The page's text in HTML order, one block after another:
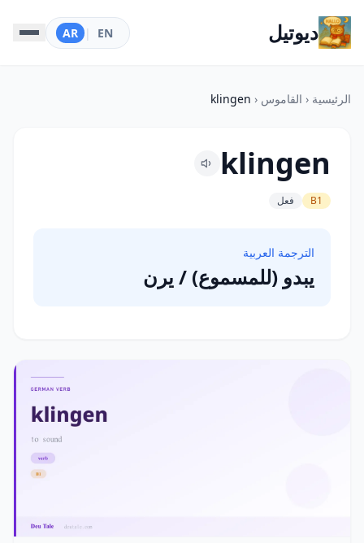
ديوتيل EN
|
AR
الرئيسية ‹ القاموس ‹
klingen
klingen
B1 فعل
الترجمة العربية
يبدو (للمسموع) / يرن